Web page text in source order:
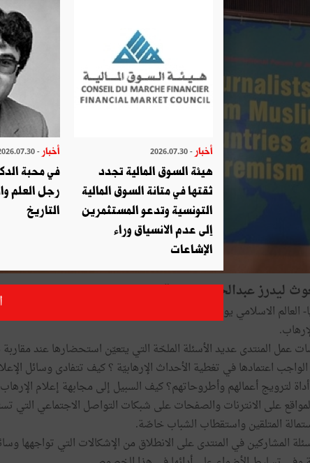
ليدرز عبدالحفيظ الهرقام- تناول المشاركون في المنتدى
الاستراتيجية سوريا- العالم الاسلامي يومي 20 و21 أفريل الجاري
المنتدى عديد الأسئلة الملحّة التي يتعيّن استحضارها عند
الواجب اعتمادها في تغطية الأحداث الإرهابيّة ؟ كيف تتفادى وسائل
لترويج أعمالهم وأطروحاتهم؟ كيف السبيل إلى مجابهة إعلام
على الانترنات والصفحات على شبكات التواصل الاجتماعي التي
المتلقين واستقطاب الشباب خاصّة.
المشاركين في المنتدى على الانطلاق من الإشكالات التي تواجهها
أخبار - 2026.07.30
هيئة السوق المالية تجدد
ثقتها في متانة السوق المالية
التونسية وتدعو المستثمرين
إلى عدم الانسياق وراء
الإشاعات
أخبار - 2026.07.30
في محبة
رجل العلم
التاريخ